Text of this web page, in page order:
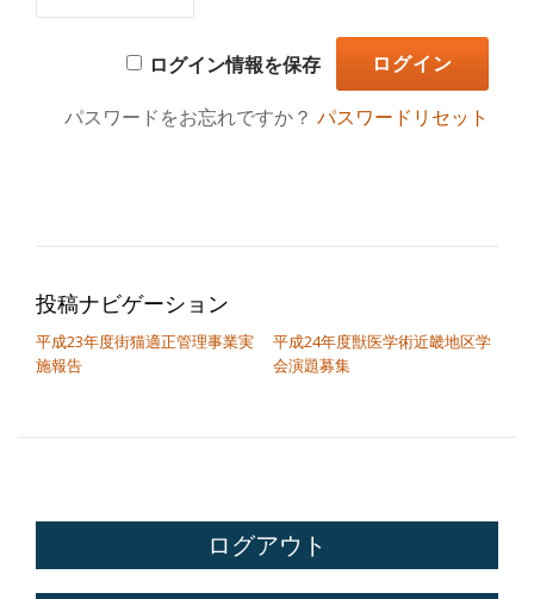
ログイン情報を保存
パスワードをお忘れですか？パスワードリセット
投稿ナビゲーション
平成23年度街猫適正管理事業実
施報告
平成24年度獣医学術近畿地区学
会演題募集
ログアウト